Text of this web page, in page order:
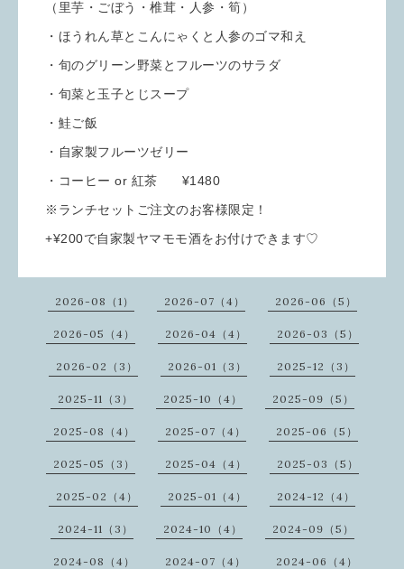
（里芋・ごぼう・椎茸・人参・筍）
・ほうれん草とこんにゃくと人参のゴマ和え
・旬のグリーン野菜とフルーツのサラダ
・旬菜と玉子とじスープ
・鮭ご飯
・自家製フルーツゼリー
・コーヒー or 紅茶 ¥1480
※ランチセットご注文のお客様限定！
+¥200で自家製ヤマモモ酒をお付けできます♡
2026-08（1） 2026-07（4） 2026-06（5）
2026-05（4） 2026-04（4） 2026-03（5）
2026-02（3） 2026-01（3） 2025-12（3）
2025-11（3） 2025-10（4） 2025-09（5）
2025-08（4） 2025-07（4） 2025-06（5）
2025-05（3） 2025-04（4） 2025-03（5）
2025-02（4） 2025-01（4） 2024-12（4）
2024-11（3） 2024-10（4） 2024-09（5）
2024-08（4） 2024-07（4） 2024-06（4）